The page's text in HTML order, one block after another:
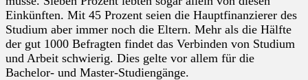
Einkünften. Mit 45 Prozent seien die Hauptfinanzierer des
Studium aber immer noch die Eltern. Mehr als die Hälfte
der gut 1000 Befragten findet das Verbinden von Studium
und Arbeit schwierig. Dies gelte vor allem für die
Bachelor- und Master-Studiengänge.